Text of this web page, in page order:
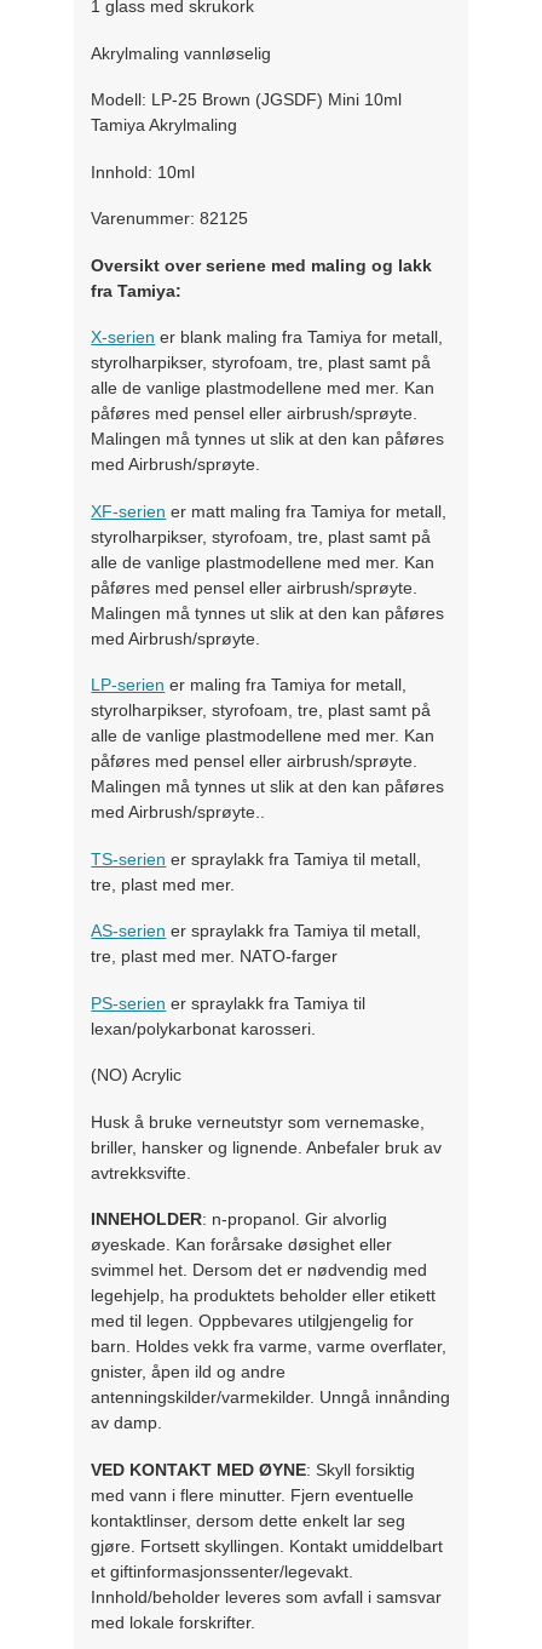
1 glass med skrukork
Akrylmaling vannløselig
Modell: LP-25 Brown (JGSDF) Mini 10ml
Tamiya Akrylmaling
Innhold: 10ml
Varenummer: 82125
Oversikt over seriene med maling og lakk
fra Tamiya:
X-serien er blank maling fra Tamiya for metall,
styrolharpikser, styrofoam, tre, plast samt på
alle de vanlige plastmodellene med mer. Kan
påføres med pensel eller airbrush/sprøyte.
Malingen må tynnes ut slik at den kan påføres
med Airbrush/sprøyte.
XF-serien er matt maling fra Tamiya for metall,
styrolharpikser, styrofoam, tre, plast samt på
alle de vanlige plastmodellene med mer. Kan
påføres med pensel eller airbrush/sprøyte.
Malingen må tynnes ut slik at den kan påføres
med Airbrush/sprøyte.
LP-serien er maling fra Tamiya for metall,
styrolharpikser, styrofoam, tre, plast samt på
alle de vanlige plastmodellene med mer. Kan
påføres med pensel eller airbrush/sprøyte.
Malingen må tynnes ut slik at den kan påføres
med Airbrush/sprøyte..
TS-serien er spraylakk fra Tamiya til metall,
tre, plast med mer.
AS-serien er spraylakk fra Tamiya til metall,
tre, plast med mer. NATO-farger
PS-serien er spraylakk fra Tamiya til
lexan/polykarbonat karosseri.
(NO) Acrylic
Husk å bruke verneutstyr som vernemaske,
briller, hansker og lignende. Anbefaler bruk av
avtrekksvifte.
INNEHOLDER: n-propanol. Gir alvorlig
øyeskade. Kan forårsake døsighet eller
svimmel het. Dersom det er nødvendig med
legehjelp, ha produktets beholder eller etikett
med til legen. Oppbevares utilgjengelig for
barn. Holdes vekk fra varme, varme overflater,
gnister, åpen ild og andre
antenningskilder/varmekilder. Unngå innånding
av damp.
VED KONTAKT MED ØYNE: Skyll forsiktig
med vann i flere minutter. Fjern eventuelle
kontaktlinser, dersom dette enkelt lar seg
gjøre. Fortsett skyllingen. Kontakt umiddelbart
et giftinformasjonssenter/legevakt.
Innhold/beholder leveres som avfall i samsvar
med lokale forskrifter.